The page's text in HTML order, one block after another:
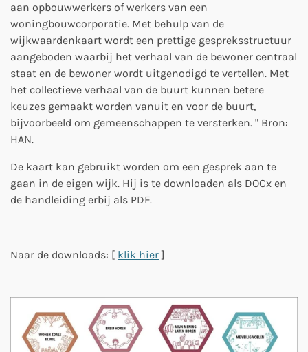
aan opbouwwerkers of werkers van een
woningbouwcorporatie. Met behulp van de
wijkwaardenkaart wordt een prettige gespreksstructuur
aangeboden waarbij het verhaal van de bewoner centraal
staat en de bewoner wordt uitgenodigd te vertellen. Met
het collectieve verhaal van de buurt kunnen betere
keuzes gemaakt worden vanuit en voor de buurt,
bijvoorbeeld om gemeenschappen te versterken. " Bron:
HAN.
De kaart kan gebruikt worden om een gesprek aan te
gaan in de eigen wijk. Hij is te downloaden als DOCx en
de handleiding erbij als PDF.
Naar de downloads: [ klik hier]